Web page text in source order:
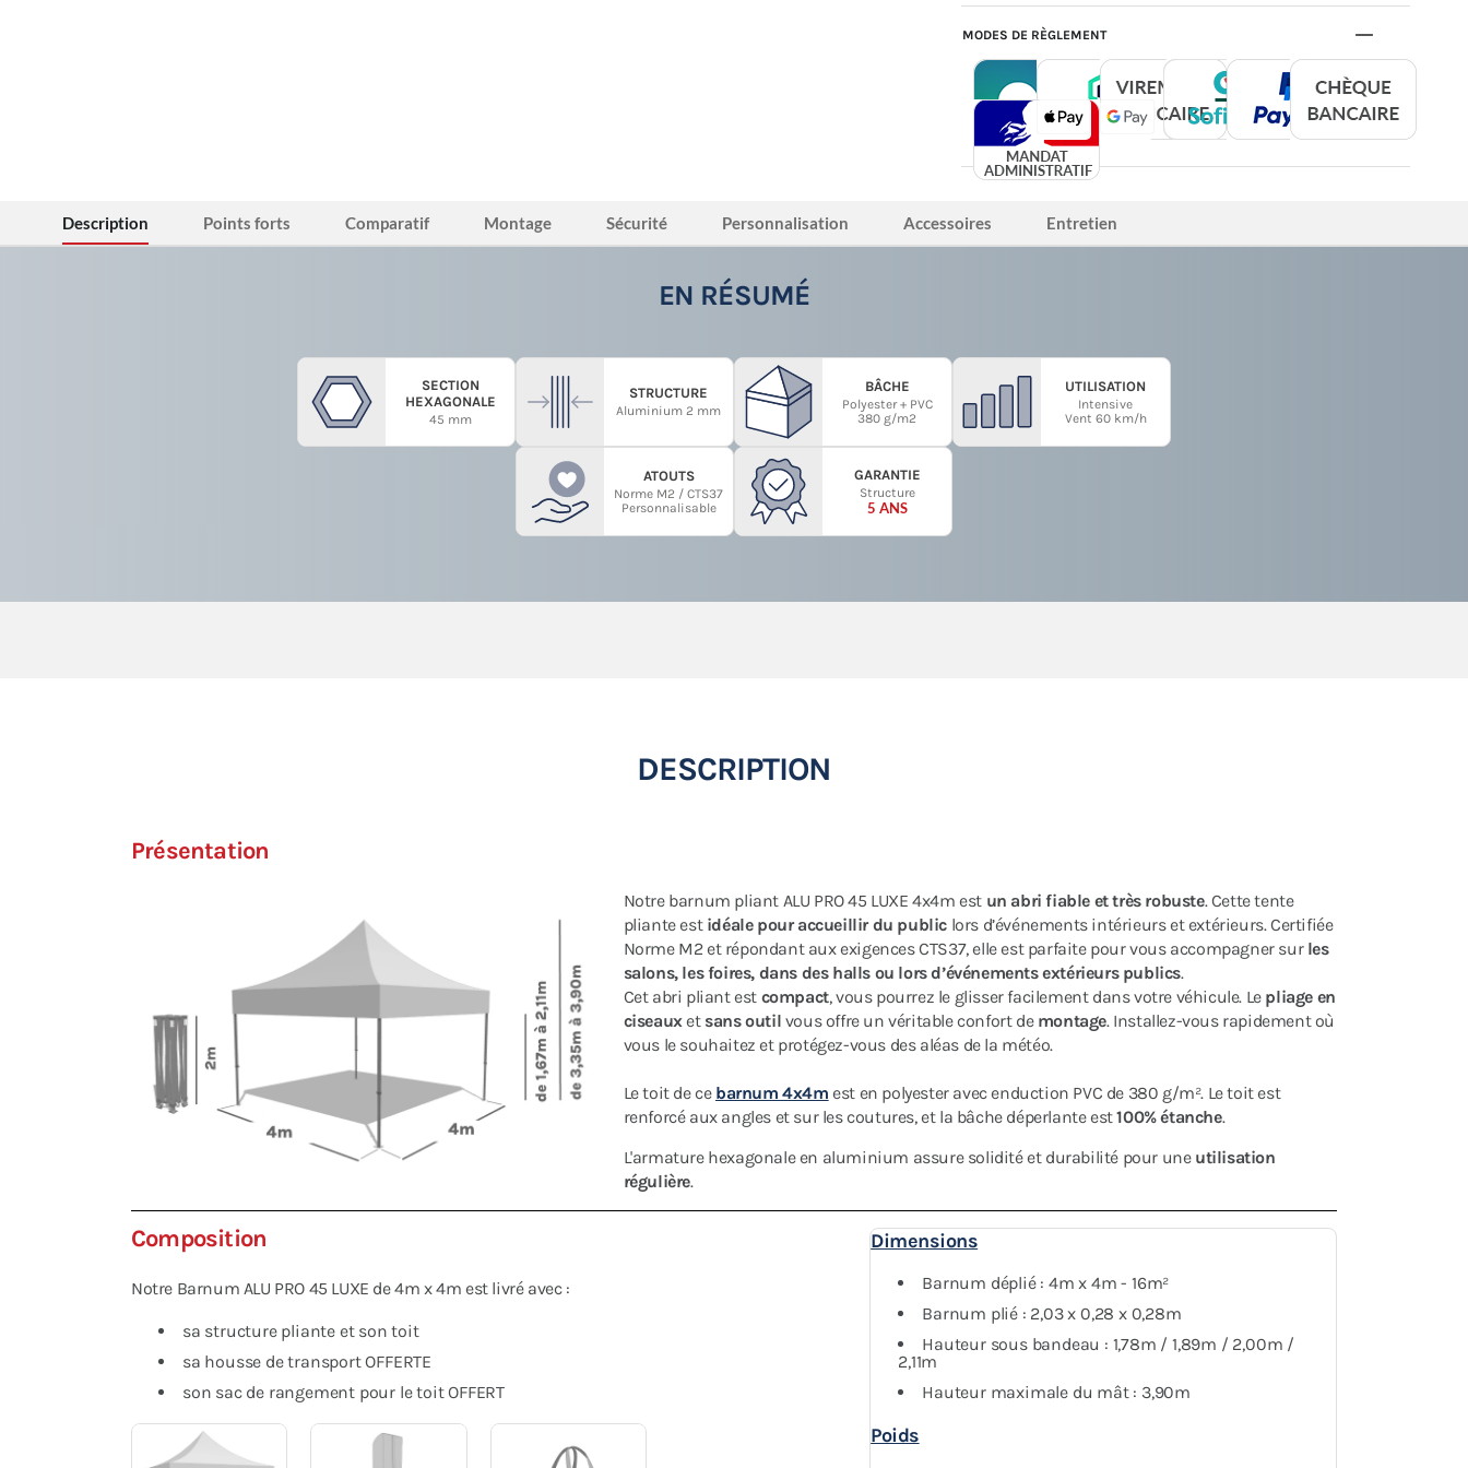
MODES DE RÈGLEMENT
Description Points forts Comparatif Montage Sécurité Personnalisation Accessoires Entretien
EN RÉSUMÉ
SECTION
HEXAGONALE
45 mm
STRUCTURE
Aluminium 2 mm
BÂCHE
Polyester + PVC
380 g/m2
UTILISATION
Intensive
Vent 60 km/h
ATOUTS
Norme M2 / CTS37
Personnalisable
GARANTIE
Structure
5 ANS
DESCRIPTION
Présentation
Notre barnum pliant ALU PRO 45 LUXE 4x4m est un abri fiable et très robuste. Cette tente
pliante estidéale pour accueillir du public lors d’événements intérieurs et extérieurs. Certifiée
Norme M2 et répondant aux exigences CTS37, elle est parfaite pour vous accompagner surles
salons, les foires, dans des halls ou lors d’événements extérieurs publics.
Cet abri pliant est compact, vous pourrez le glisser facilement dans votre véhicule. Le pliage en
ciseauxetsans outil vous offre un véritable confort de montage. Installez-vous rapidement où
vous le souhaitez et protégez-vous des aléas de la météo.
Le toit de ce barnum 4x4m est en polyester avec enduction PVC de 380 g/m². Le toit est
renforcé aux angles et sur les coutures, et la bâche déperlante est100% étanche.
L'armature hexagonale en aluminium assure solidité et durabilité pour une utilisation
régulière.
Composition
Notre Barnum ALU PRO 45 LUXE de 4m x 4m est livré avec :
sa structure pliante et son toit
sa housse de transport OFFERTE
son sac de rangement pour le toit OFFERT
Dimensions
Barnum déplié : 4m x 4m - 16m²
Barnum plié : 2,03 x 0,28 x 0,28m
Hauteur sous bandeau : 1,78m / 1,89m / 2,00m /
2,11m
Hauteur maximale du mât : 3,90m
Poids